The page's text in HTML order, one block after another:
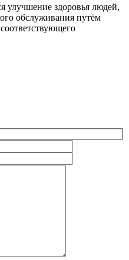
улучшение здоровья людей,
обслуживания путём